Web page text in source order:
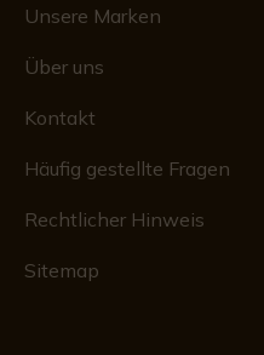
Unsere Marken
Über uns
Kontakt
Häufig gestellte Fragen
Rechtlicher Hinweis
Sitemap